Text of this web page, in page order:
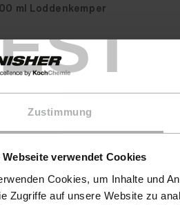
Zustimmung
Webseite verwendet Cookies
Cookies, um Inhalte und
Zugriffe auf unsere Website zu
ml Loddenkemper